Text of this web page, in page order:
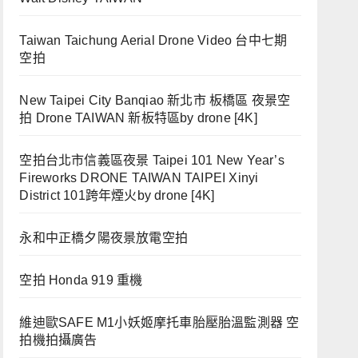
Taiwan Taichung Aerial Drone Video 台中七期
空拍
New Taipei City Banqiao 新北市 板橋區 夜景空
拍 Drone TAIWAN 新板特區by drone [4K]
空拍台北市信義區夜景 Taipei 101 New Year’s
Fireworks DRONE TAIWAN TAIPEI Xinyi
District 101跨年煙火by drone [4K]
永和中正橋夕陽夜景放電空拍
空拍 Honda 919 重機
維迪歐SAFE M1小妖姬摩托車胎壓胎溫監測器 空
拍機拍攝廣告